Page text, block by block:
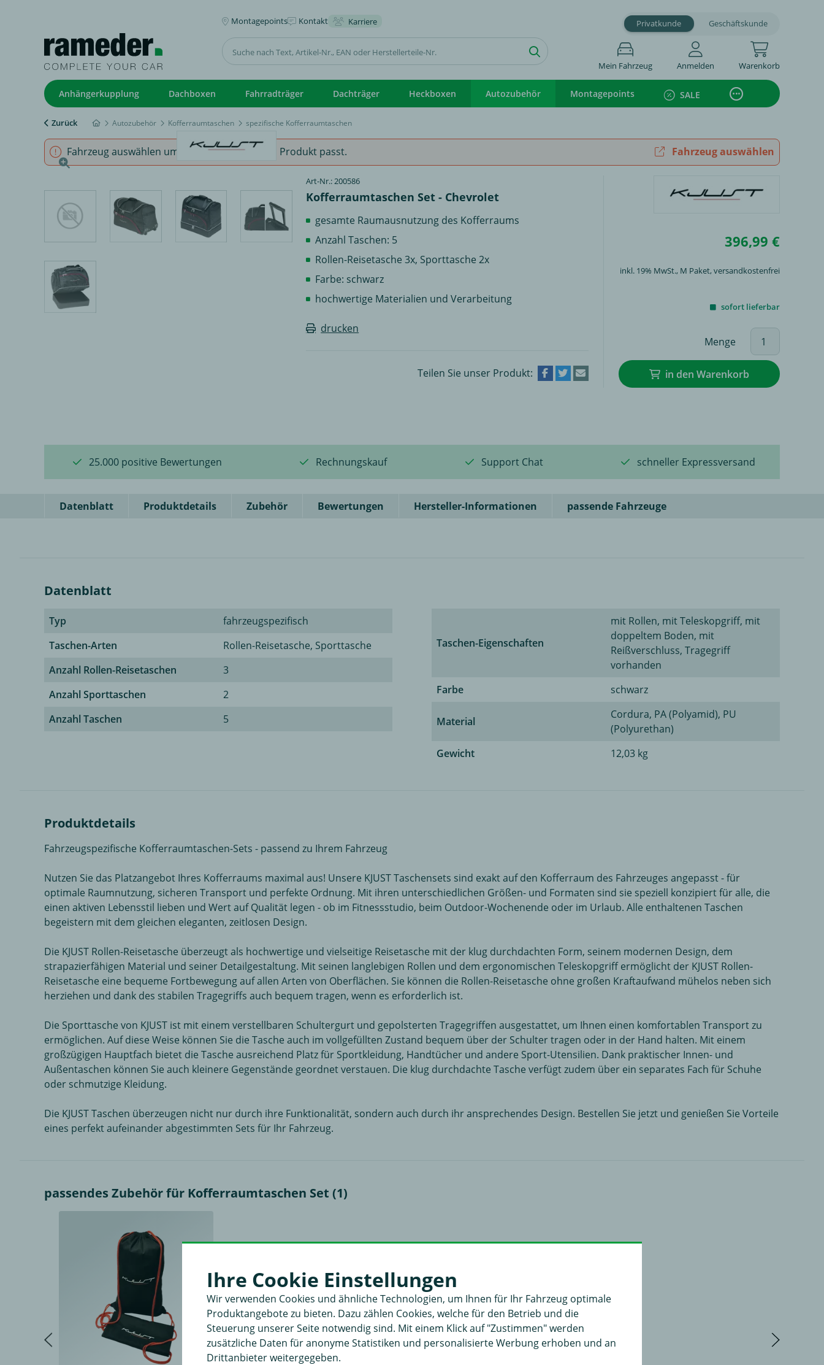
Montagepoints Kontakt Karriere Privatkunde Geschäftskunde
Mein Fahrzeug Anmelden Warenkorb
Anhängerkupplung Dachboxen Fahrradträger Dachträger Heckboxen Autozubehör Montagepoints SALE
Zurück Autozubehör Kofferraumtaschen spezifische Kofferraumtaschen
Fahrzeug auswählen um sicherzustellen, dass Produkt passt. Fahrzeug auswählen
Art-Nr.: 200586
Kofferraumtaschen Set - Chevrolet
gesamte Raumausnutzung des Kofferraums
Anzahl Taschen: 5
Rollen-Reisetasche 3x, Sporttasche 2x
Farbe: schwarz
hochwertige Materialien und Verarbeitung
drucken
Teilen Sie unser Produkt:
396,99 €
inkl. 19% MwSt., M Paket, versandkostenfrei
sofort lieferbar
Menge
in den Warenkorb
25.000 positive Bewertungen Rechnungskauf Support Chat schneller Expressversand
Datenblatt Produktdetails Zubehör Bewertungen Hersteller-Informationen passende Fahrzeuge
Datenblatt
Typ
fahrzeugspezifisch
Taschen-Arten
Rollen-Reisetasche, Sporttasche
Anzahl Rollen-Reisetaschen
3
Anzahl Sporttaschen
2
Anzahl Taschen
5
Taschen-Eigenschaften
mit Rollen, mit Teleskopgriff, mit
doppeltem Boden, mit
Reißverschluss, Tragegriff
vorhanden
Farbe
schwarz
Material
Cordura, PA (Polyamid), PU
(Polyurethan)
Gewicht
12,03 kg
Produktdetails
Fahrzeugspezifische Kofferraumtaschen-Sets - passend zu Ihrem Fahrzeug
Nutzen Sie das Platzangebot Ihres Kofferraums maximal aus! Unsere KJUST Taschensets sind exakt auf den Kofferraum des Fahrzeuges angepasst - für
optimale Raumnutzung, sicheren Transport und perfekte Ordnung. Mit ihren unterschiedlichen Größen- und Formaten sind sie speziell konzipiert für alle, die
einen aktiven Lebensstil lieben und Wert auf Qualität legen - ob im Fitnessstudio, beim Outdoor-Wochenende oder im Urlaub. Alle enthaltenen Taschen
begeistern mit dem gleichen eleganten, zeitlosen Design.
Die KJUST Rollen-Reisetasche überzeugt als hochwertige und vielseitige Reisetasche mit der klug durchdachten Form, seinem modernen Design, dem
strapazierfähigen Material und seiner Detailgestaltung. Mit seinen langlebigen Rollen und dem ergonomischen Teleskopgriff ermöglicht der KJUST Rollen-
Reisetasche eine bequeme Fortbewegung auf allen Arten von Oberflächen. Sie können die Rollen-Reisetasche ohne großen Kraftaufwand mühelos neben sich
herziehen und dank des stabilen Tragegriffs auch bequem tragen, wenn es erforderlich ist.
Die Sporttasche von KJUST ist mit einem verstellbaren Schultergurt und gepolsterten Tragegriffen ausgestattet, um Ihnen einen komfortablen Transport zu
ermöglichen. Auf diese Weise können Sie die Tasche auch im vollgefüllten Zustand bequem über der Schulter tragen oder in der Hand halten. Mit einem
großzügigen Hauptfach bietet die Tasche ausreichend Platz für Sportkleidung, Handtücher und andere Sport-Utensilien. Dank praktischer Innen- und
Außentaschen können Sie auch kleinere Gegenstände geordnet verstauen. Die klug durchdachte Tasche verfügt zudem über ein separates Fach für Schuhe
oder schmutzige Kleidung.
Die KJUST Taschen überzeugen nicht nur durch ihre Funktionalität, sondern auch durch ihr ansprechendes Design. Bestellen Sie jetzt und genießen Sie Vorteile
eines perfekt aufeinander abgestimmten Sets für Ihr Fahrzeug.
passendes Zubehör für Kofferraumtaschen Set (1)
Ihre Cookie Einstellungen
Wir verwenden Cookies und ähnliche Technologien, um Ihnen für Ihr Fahrzeug optimale
Produktangebote zu bieten. Dazu zählen Cookies, welche für den Betrieb und die
Steuerung unserer Seite notwendig sind. Mit einem Klick auf "Zustimmen" werden
zusätzliche Daten für anonyme Statistiken und personalisierte Werbung erhoben und an
Drittanbieter weitergegeben.